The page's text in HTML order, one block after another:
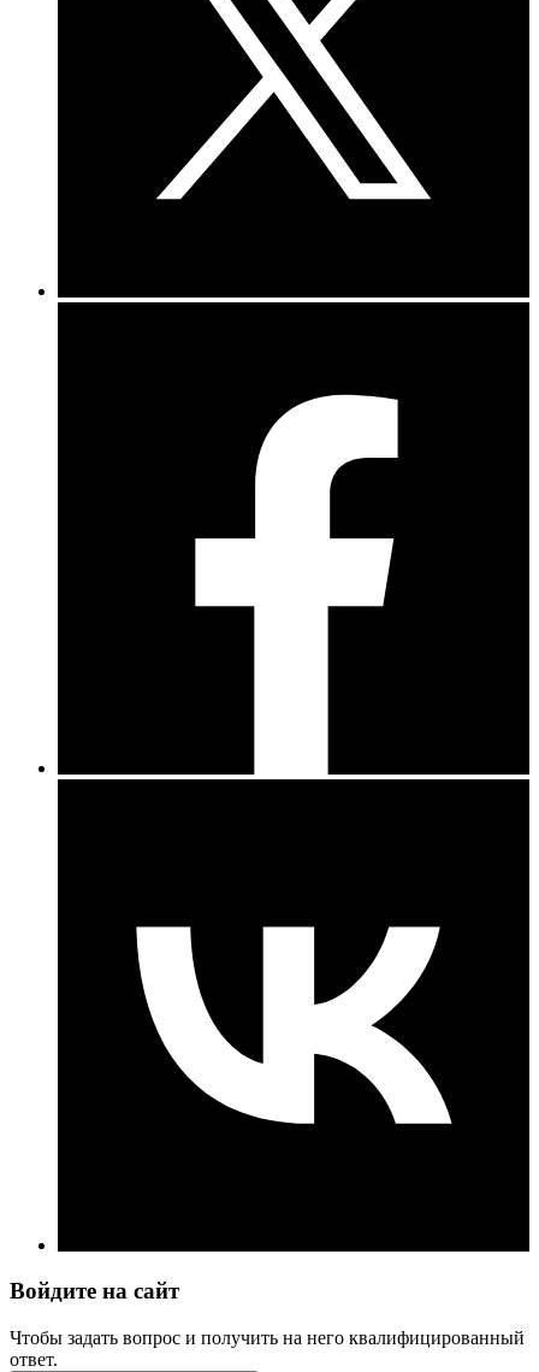
Войдите на сайт
Чтобы задать вопрос и получить на него квалифицированный
ответ.